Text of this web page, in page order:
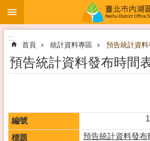
跳到主要內容區塊
:::
首頁 統計資料專區 預告統計資
預告統計資料發布時間
1
預告統計資料發布